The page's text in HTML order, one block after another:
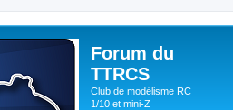
Forum du
TTRCS
Club de modélisme RC
1/10 et mini-Z